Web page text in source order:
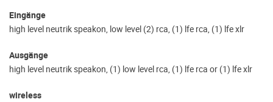
Eingänge
high level neutrik speakon, low level (2) rca, (1) lfe rca, (1) lfe xlr
Ausgänge
high level neutrik speakon, (1) low level rca, (1) lfe rca or (1) lfe xlr
wireless